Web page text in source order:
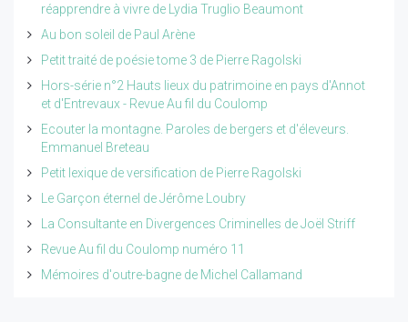
réapprendre à vivre de Lydia Truglio Beaumont
Au bon soleil de Paul Arène
Petit traité de poésie tome 3 de Pierre Ragolski
Hors-série n°2 Hauts lieux du patrimoine en pays d'Annot
et d'Entrevaux - Revue Au fil du Coulomp
Ecouter la montagne. Paroles de bergers et d'éleveurs.
Emmanuel Breteau
Petit lexique de versification de Pierre Ragolski
Le Garçon éternel de Jérôme Loubry
La Consultante en Divergences Criminelles de Joël Striff
Revue Au fil du Coulomp numéro 11
Mémoires d'outre-bagne de Michel Callamand